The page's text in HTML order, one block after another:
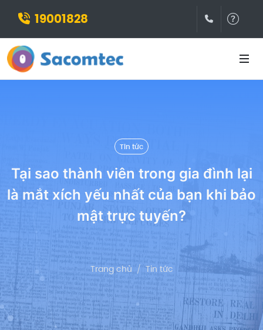
19001828
Tin tức
Tại sao thành viên trong gia đình lại
là mắt xích yếu nhất của bạn khi bảo
mật trực tuyến?
Trang chủ Tin tức